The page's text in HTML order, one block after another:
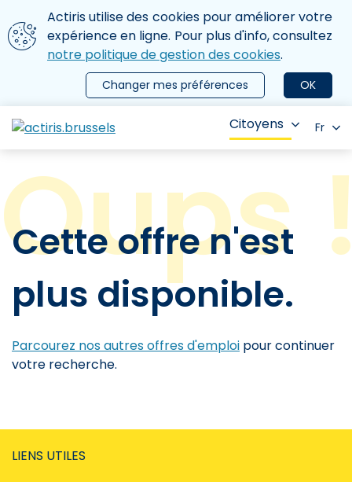
Aller au contenu principal
Nous utilisons des cookies
Actiris utilise des cookies pour améliorer votre
expérience en ligne. Pour plus d'info, consultez
notre politique de gestion des cookies.
OK
Changer mes préférences
le menu
Citoyens Fr
Cette offre n'est
plus disponible.
Parcourez nos autres offres d'emploi pour continuer
votre recherche.
LIENS UTILES